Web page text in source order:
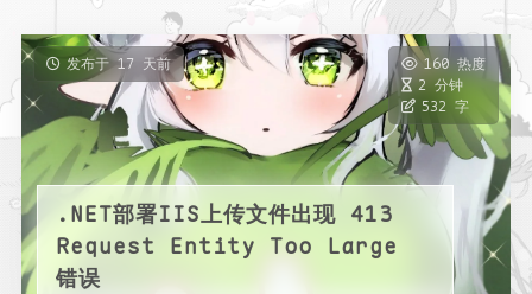
友链
状态
关于
隐私政策
发布于 17 天前
160 热度
2 分钟
532 字
.NET部署IIS上传文件出现 413
Request Entity Too Large
错误